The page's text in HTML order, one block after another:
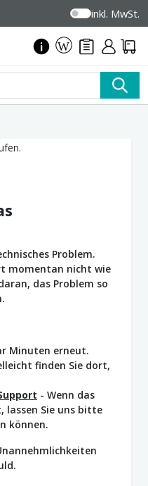
inkl. MwSt.
Problem.
momentan nicht wie
das Problem so
Minuten erneut.
finden Sie dort,
- Wenn das
lassen Sie uns bitte
können.